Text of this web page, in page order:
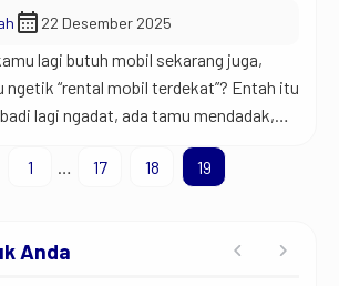
calendar_month 22 Desember 2025
lagi butuh mobil sekarang juga,
ngetik “rental mobil terdekat”? Entah itu
lagi ngadat, ada tamu mendadak,
tiba, atau rencana jalan-jalan dadakan
pas bangun tidur. Kalau pernah,
1 … 17 18 19
Anda